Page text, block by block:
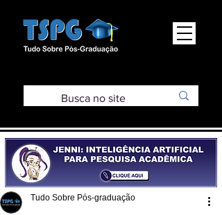
Tudo Sobre Pós-graduação